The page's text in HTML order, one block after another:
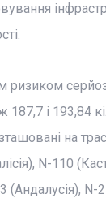
ризиком
187,7 і 193,84
на
N-110
(Андалусія), N-